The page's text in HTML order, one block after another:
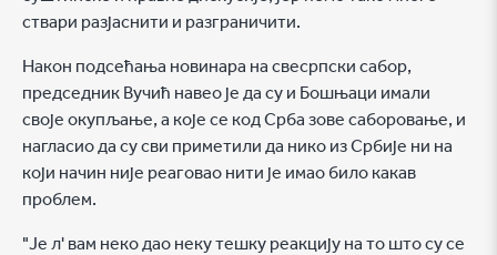
ствари разјаснити и разграничити.
Након подсећања новинара на свесрпски сабор,
председник Вучић навео је да су и Бошњаци имали
своје окупљање, а које се код Срба зове саборовање, и
нагласио да су сви приметили да нико из Србије ни на
који начин није реаговао нити је имао било какав
проблем.
"Је л' вам неко дао неку тешку реакцију на то што су се